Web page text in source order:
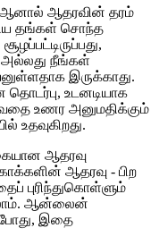
ஆனால் ஆதரவின் தரம்
தங்கள் சொந்த
நீங்கள்
இருக்காது.
தொடர்பு, உடனடியாக
உணர அனுமதிக்கும்
உதவுகிறது.
ஆதரவு
ஆதரவு - பிற
புரிந்துகொள்ளும்
ஆன்லைன்
போது, ​​இதை